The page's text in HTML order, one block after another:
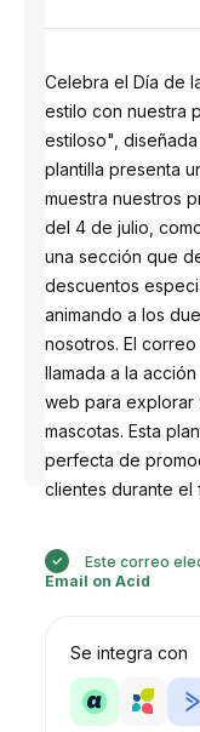
Diseñado
por
Anastasiia
Celebra el Día de
estilo con nuestra
estiloso",
plantilla presenta
muestra nuestros
del 4 de julio,
una sección que
descuentos
animando a los
nosotros. El
llamada a la
web para explorar
mascotas. Esta
perfecta de
clientes durante el
Este correo
Email on Acid
Se integra con